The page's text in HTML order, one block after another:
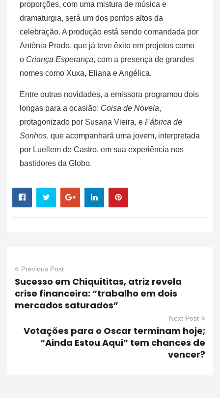
proporções, com uma mistura de música e
dramaturgia, será um dos pontos altos da
celebração. A produção está sendo comandada por
Antônia Prado, que já teve êxito em projetos como
o Criança Esperança, com a presença de grandes
nomes como Xuxa, Eliana e Angélica.
Entre outras novidades, a emissora programou dois
longas para a ocasião: Coisa de Novela,
protagonizado por Susana Vieira, e Fábrica de
Sonhos, que acompanhará uma jovem, interpretada
por Luellem de Castro, em sua experiência nos
bastidores da Globo.
Previous Post
Sucesso em Chiquititas, atriz revela
crise financeira: “trabalho em dois
mercados saturados”
Next Post
Votações para o Oscar terminam hoje;
“Ainda Estou Aqui” tem chances de
vencer?